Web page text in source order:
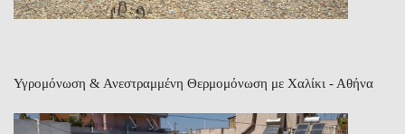
Υγρομόνωση & Ανεστραμμένη Θερμομόνωση με Χαλίκι - Αθήνα